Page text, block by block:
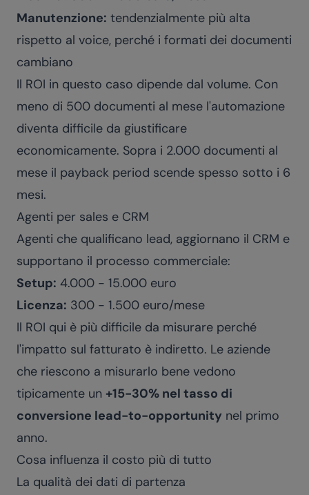
Manutenzione: tendenzialmente più alta
rispetto al voice, perché i formati dei documenti
cambiano
Il ROI in questo caso dipende dal volume. Con
meno di 500 documenti al mese l'automazione
diventa difficile da giustificare
economicamente. Sopra i 2.000 documenti al
mese il payback period scende spesso sotto i 6
mesi.
Agenti per sales e CRM
Agenti che qualificano lead, aggiornano il CRM e
supportano il processo commerciale:
Setup: 4.000 - 15.000 euro
Licenza: 300 - 1.500 euro/mese
Il ROI qui è più difficile da misurare perché
l'impatto sul fatturato è indiretto. Le aziende
che riescono a misurarlo bene vedono
tipicamente un +15-30% nel tasso di
conversione lead-to-opportunity nel primo
anno.
Cosa influenza il costo più di tutto
La qualità dei dati di partenza